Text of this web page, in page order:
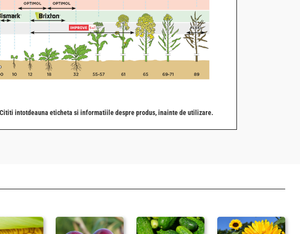
intotdeauna eticheta si informatiile despre produs, inainte de utilizare.